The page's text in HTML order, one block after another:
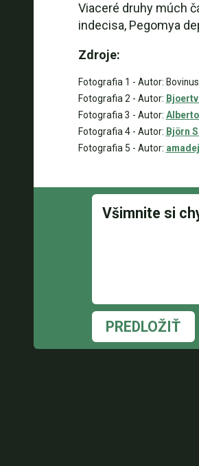
Viaceré druhy múch
indecisa, Pegomya
Zdroje:
Fotografia 1 - Autor:
Fotografia 2 - Autor:
Fotografia 3 - Autor:
Fotografia 4 - Autor: Björn
Fotografia 5 - Autor:
PREDLOŽIŤ